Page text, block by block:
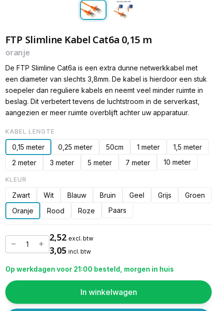
FTP Slimline Kabel Cat6a 0,15 m
oranje
De FTP Slimline Cat6a is een extra dunne netwerkkabel met
een diameter van slechts 3,8mm. De kabel is hierdoor een stuk
soepeler dan reguliere kabels en neemt veel minder ruimte in
beslag. Dit verbetert tevens de luchtstroom in de serverkast,
aangezien er meer ruimte overblijft achter uw apparatuur.
KABEL LENGTE
0,15 meter 0,25 meter 50cm 1 meter
1,5 meter
2 meter
3 meter 5 meter 7 meter 10 meter
KLEUR
Zwart Wit Blauw Bruin Geel Grijs
Groen
Oranje
Rood Roze Paars
2,52 excl. btw
3,05 incl. btw
Op werkdagen voor 21:00 besteld, morgen in huis
In winkelwagen